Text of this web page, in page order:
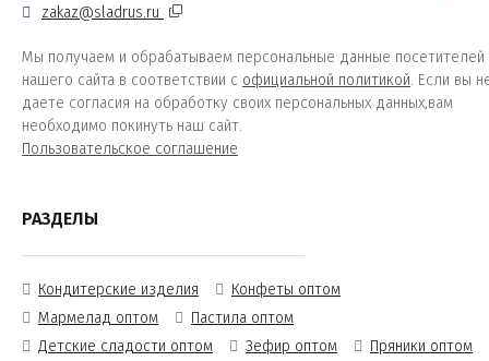
zakaz@sladrus.ru
Мы получаем и обрабатываем персональные данные посетителей
нашего сайта в соответствии с официальной политикой. Если вы
даете согласия на обработку своих персональных данных,вам
необходимо покинуть наш сайт.
Пользовательское соглашение
РАЗДЕЛЫ
Кондитерские изделия
Конфеты оптом
Мармелад оптом
Пастила оптом
Детские сладости оптом
Зефир оптом Пряники оптом